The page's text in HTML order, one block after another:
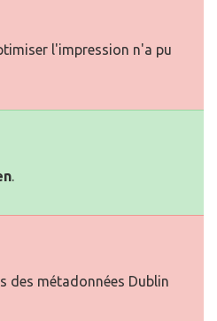
l'impression n'a pu
.
des métadonnées Dublin